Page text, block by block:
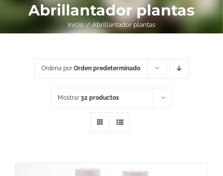
Abrillantador plantas
Inicio Abrillantador plantas
Ordena por Orden predeterminado
Mostrar 32 productos